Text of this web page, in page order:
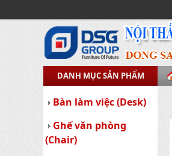
DANH MỤC SẢN PHẨM
Bàn làm việc (Desk)
Ghế văn phòng
(Chair)